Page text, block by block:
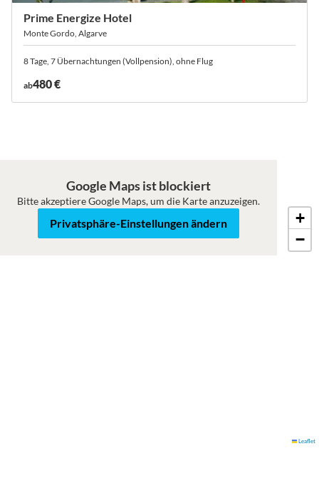
Prime Energize Hotel
Monte Gordo, Algarve
8 Tage, 7 Übernachtungen (Vollpension), ohne Flug
ab480 €
Karte Satellit
+
−
Leaflet
Google Maps ist blockiert
Bitte akzeptiere Google Maps, um die Karte anzuzeigen.
Privatsphäre-Einstellungen ändern